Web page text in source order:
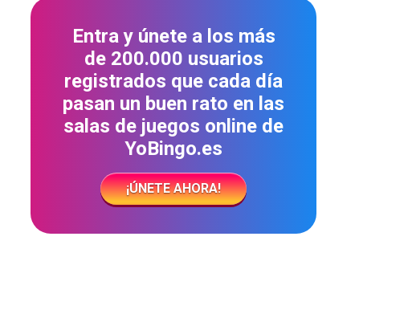
Entra y únete a los más
de 200.000 usuarios
registrados que cada día
pasan un buen rato en las
salas de juegos online de
YoBingo.es
¡ÚNETE AHORA!